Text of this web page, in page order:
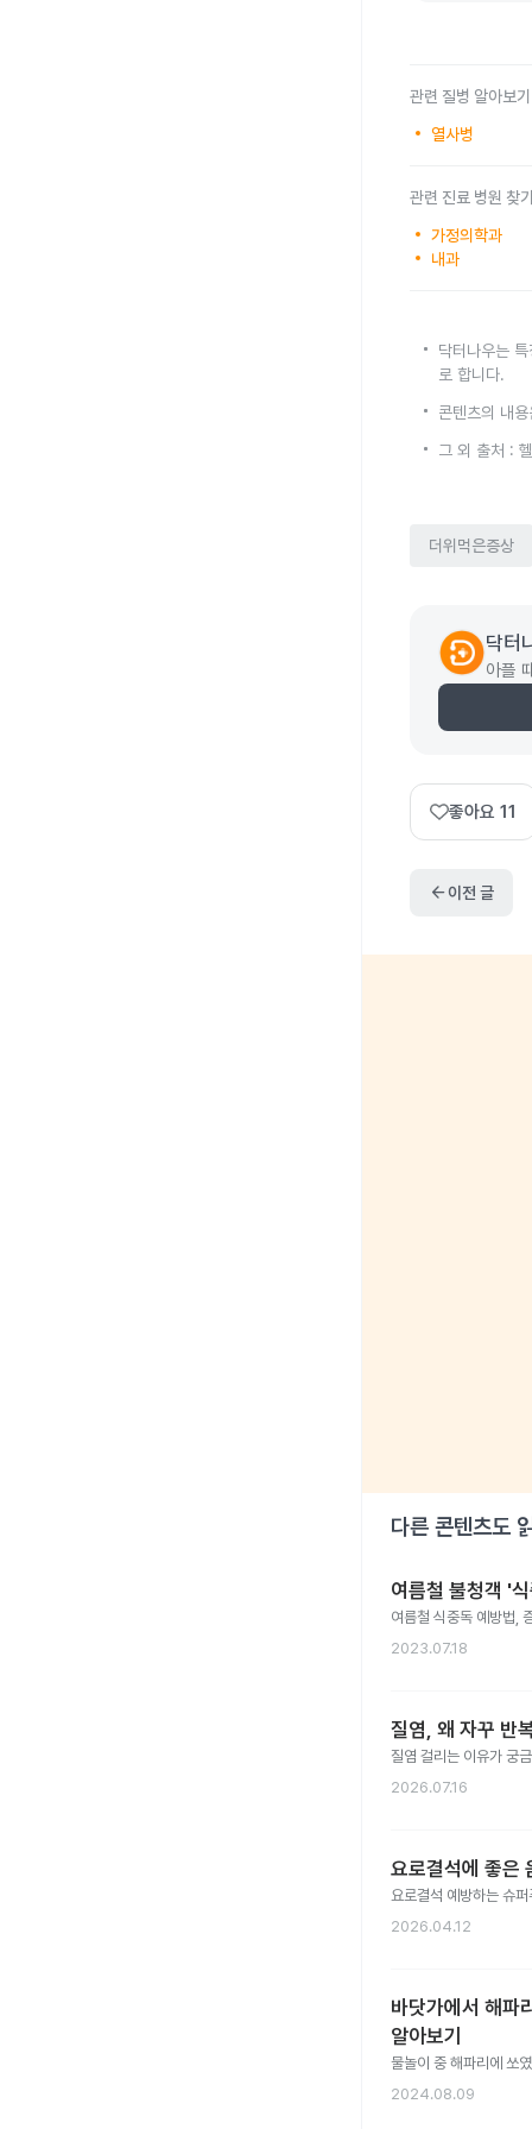
관련 질병 알아보기
열사병
관련 진료 병원 찾
가정의학과
내과
닥터나우는
로 합니다.
콘텐츠의 내
그 외 출처 :
더위먹은증상
닥터
아플
좋아요 11
arrow_back이전 글
다른 콘텐츠도
여름철 불청객 '
여름철 식중독 예방법,
2023.07.18
질염, 왜 자꾸 반
질염 걸리는 이유가 궁
2026.07.16
요로결석에 좋은
요로결석 예방하는 슈
2026.04.12
바닷가에서 해파
알아보기
물놀이 중 해파리에 쏘
2024.08.09